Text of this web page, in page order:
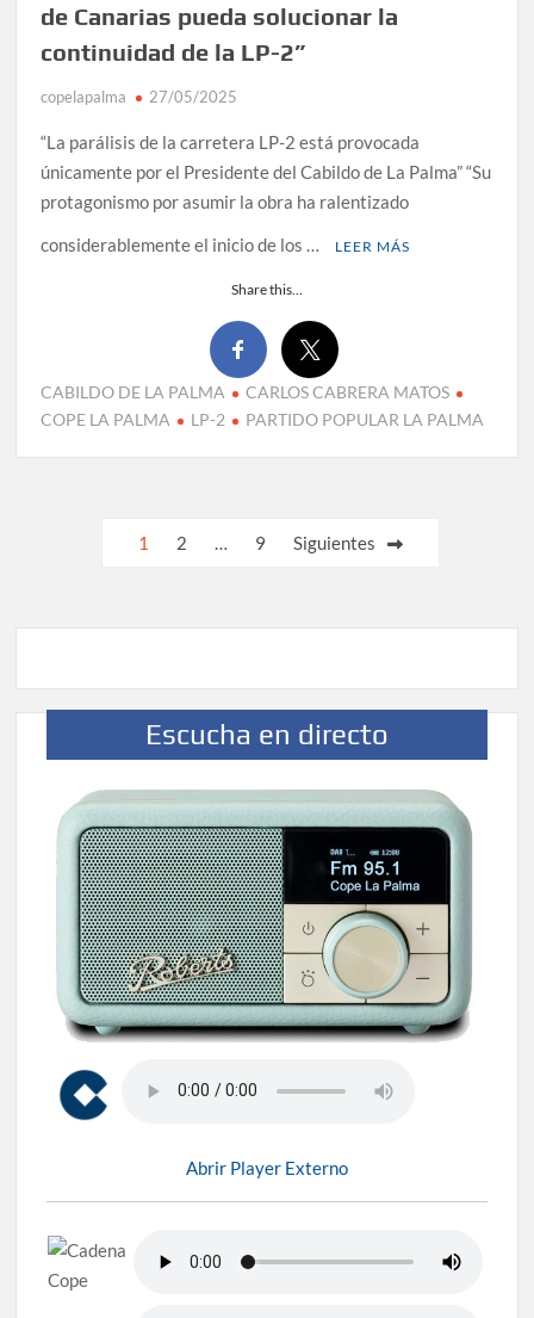
de Canarias pueda solucionar la
continuidad de la LP-2”
copelapalma 27/05/2025
“La parálisis de la carretera LP-2 está provocada
únicamente por el Presidente del Cabildo de La Palma” “Su
protagonismo por asumir la obra ha ralentizado
considerablemente el inicio de los …
LEER MÁS
Share this...
CABILDO DE LA PALMA
CARLOS CABRERA MATOS
COPE LA PALMA
LP-2 PARTIDO POPULAR LA PALMA
Paginación
1 2 … 9 Siguientes
Escucha en directo
Abrir Player Externo